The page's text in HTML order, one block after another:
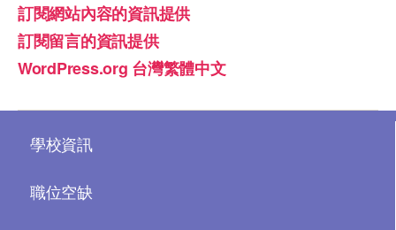
訂閱網站內容的資訊提供
訂閱留言的資訊提供
WordPress.org 台灣繁體中文
學校資訊
職位空缺